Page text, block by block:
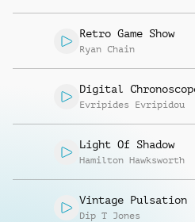
Retro Game Show
Ryan Chain
Digital
Evripides Evripidou
Light Of Shadow
Hamilton Hawksworth
Vintage Pulsation
Dip T Jones